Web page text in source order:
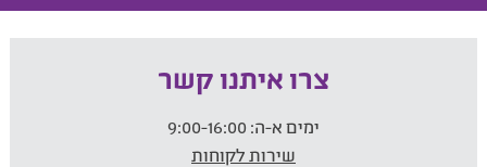
צרו איתנו קשר
ימים א-ה:
שירות לקוחות